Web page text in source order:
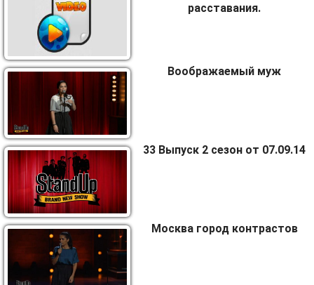
расставания.
Воображаемый муж
33 Выпуск 2 сезон от 07.09.14
Москва город контрастов